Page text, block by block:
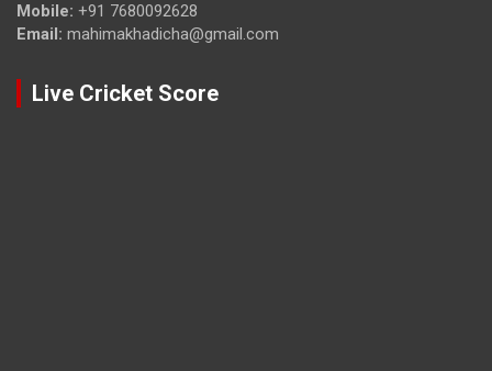
Mobile: +91 7680092628
Email: mahimakhadicha@gmail.com
Live Cricket Score